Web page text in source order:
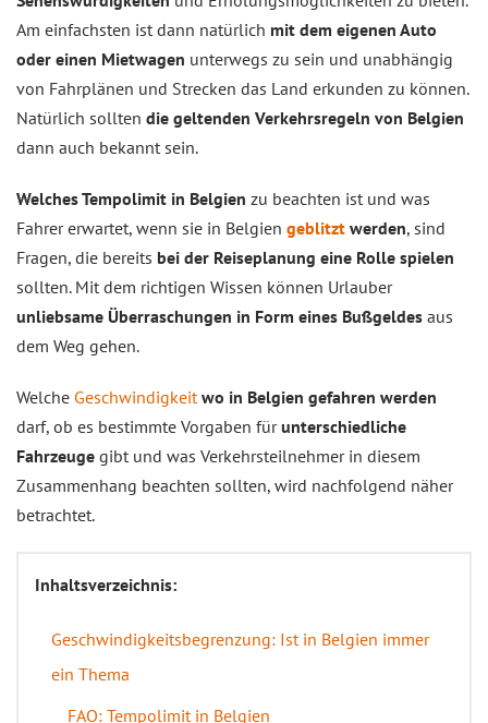
Am einfachsten ist dann natürlich mit dem eigenen Auto
oder einen Mietwagen unterwegs zu sein und unabhängig
von Fahrplänen und Strecken das Land erkunden zu können.
Natürlich sollten die geltenden Verkehrsregeln von Belgien
dann auch bekannt sein.
Welches Tempolimit in Belgien zu beachten ist und was
Fahrer erwartet, wenn sie in Belgien geblitzt werden, sind
Fragen, die bereits bei der Reiseplanung eine Rolle spielen
sollten. Mit dem richtigen Wissen können Urlauber
unliebsame Überraschungen in Form eines Bußgeldes aus
dem Weg gehen.
Welche Geschwindigkeit wo in Belgien gefahren werden
darf, ob es bestimmte Vorgaben fürunterschiedliche
Fahrzeuge gibt und was Verkehrsteilnehmer in diesem
Zusammenhang beachten sollten, wird nachfolgend näher
betrachtet.
Inhaltsverzeichnis:
Geschwindigkeitsbegrenzung: Ist in Belgien immer
ein Thema
FAQ: Tempolimit in Belgien